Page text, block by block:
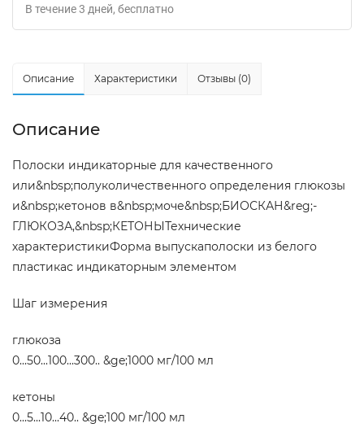
В течение3 дней Бесплатно
Описание Характеристики Отзывы (0)
Описание
Полоски индикаторные для качественного
или&nbsp;полуколичественного определения глюкозы
и&nbsp;кетонов в&nbsp;моче&nbsp;БИОСКАН&reg;-
ГЛЮКОЗА,&nbsp;КЕТОНЫТехнические
характеристикиФорма выпускаполоски из белого
пластикас индикаторным элементом
Шаг измерения
глюкоза
0...50...100...300.. &ge;1000 мг/100 мл
кетоны
0...5...10...40.. &ge;100 мг/100 мл